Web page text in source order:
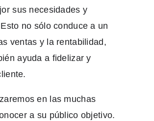
sus necesidades y
no sólo conduce a un
ventas y la rentabilidad,
ayuda a fidelizar y
en las muchas
a su público objetivo.